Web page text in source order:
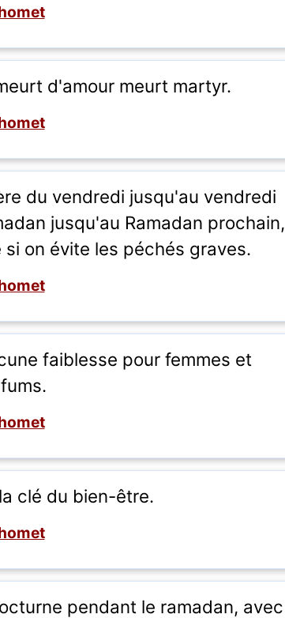
d'amour meurt martyr.
du vendredi jusqu'au vendredi
jusqu'au Ramadan prochain,
on évite les péchés graves.
faiblesse pour femmes et
clé du bien-être.
pendant le ramadan, avec